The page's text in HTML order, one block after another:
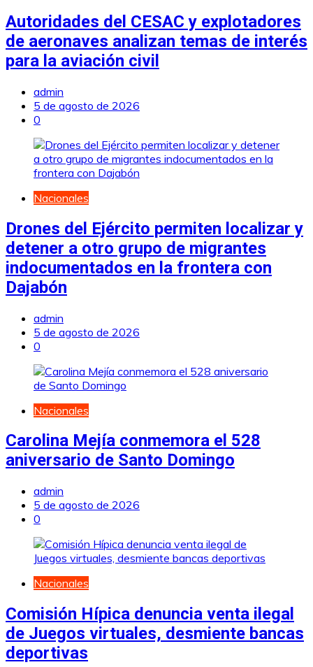
Autoridades del CESAC y explotadores
de aeronaves analizan temas de interés
para la aviación civil
admin
5 de agosto de 2026
0
Nacionales
Drones del Ejército permiten localizar y
detener a otro grupo de migrantes
indocumentados en la frontera con
Dajabón
admin
5 de agosto de 2026
0
Nacionales
Carolina Mejía conmemora el 528
aniversario de Santo Domingo
admin
5 de agosto de 2026
0
Nacionales
Comisión Hípica denuncia venta ilegal
de Juegos virtuales, desmiente bancas
deportivas